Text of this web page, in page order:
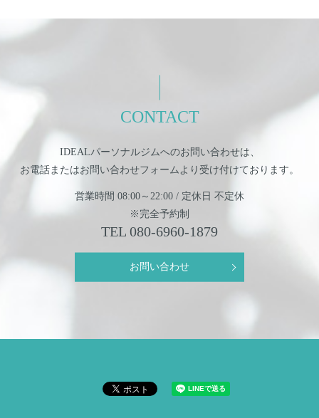
CONTACT
IDEALパーソナルジムへのお問い合わせは、
お電話またはお問い合わせフォームより 受け付けております。
営業時間 08:00～22:00 / 定休日 不定休
※完全予約制
TEL 080-6960-1879
お問い合わせ